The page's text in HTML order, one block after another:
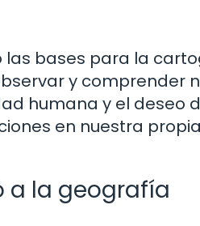
las bases para la
y comprender
humana y el deseo
en nuestra
a la geografía